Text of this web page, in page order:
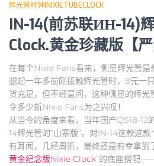
辉光管时钟|NIXIETUBECLOCK
IN-14(前苏联ИН-14)
Clock.黄金珍藏版【严
在每个Nixie Fans看来，侧显辉光管是
想起一年多前刚接触辉光管时，8元一
货充足，但不经意间，这种侧显的辉光
令多少新Nixie Fans为之兴叹！
从当今的角度来看，当年国产QS18-12
14辉光管的”山寨版”。对IN-14这款这
有耳闻，几经周折，最终还是有幸拿到
黄金纪念版Nixie Clock”的底座搭配